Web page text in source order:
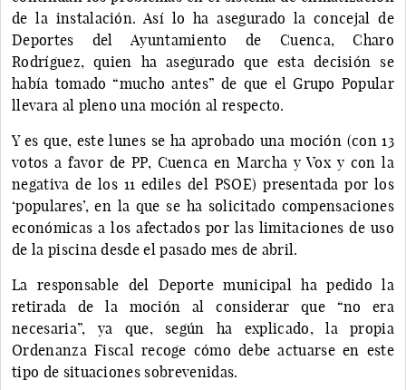
de la instalación. Así lo ha asegurado la concejal de
Deportes del Ayuntamiento de Cuenca, Charo
Rodríguez, quien ha asegurado que esta decisión se
había tomado “mucho antes” de que el Grupo Popular
llevara al pleno una moción al respecto.
Y es que, este lunes se ha aprobado una moción (con 13
votos a favor de PP, Cuenca en Marcha y Vox y con la
negativa de los 11 ediles del PSOE) presentada por los
‘populares’, en la que se ha solicitado compensaciones
económicas a los afectados por las limitaciones de uso
de la piscina desde el pasado mes de abril.
La responsable del Deporte municipal ha pedido la
retirada de la moción al considerar que “no era
necesaria”, ya que, según ha explicado, la propia
Ordenanza Fiscal recoge cómo debe actuarse en este
tipo de situaciones sobrevenidas.